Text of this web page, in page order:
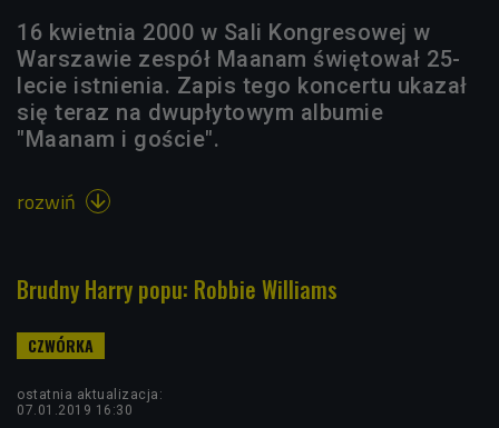
16 kwietnia 2000 w Sali Kongresowej w
Warszawie zespół Maanam świętował 25-
lecie istnienia. Zapis tego koncertu ukazał
się teraz na dwupłytowym albumie
"Maanam i goście".
rozwiń 
Brudny Harry popu: Robbie Williams
ostatnia aktualizacja:
07.01.2019 16:30